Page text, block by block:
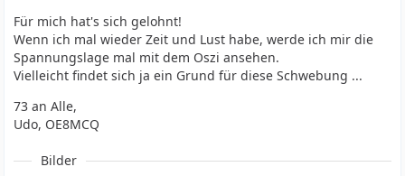
Für mich hat's sich gelohnt!
Wenn ich mal wieder Zeit und Lust habe, werde ich mir die
Spannungslage mal mit dem Oszi ansehen.
Vielleicht findet sich ja ein Grund für diese Schwebung ...
73 an Alle,
Udo, OE8MCQ
Bilder